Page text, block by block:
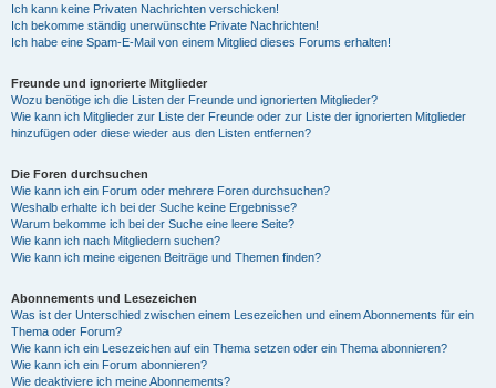
Ich kann keine Privaten Nachrichten verschicken!
Ich bekomme ständig unerwünschte Private Nachrichten!
Ich habe eine Spam-E-Mail von einem Mitglied dieses Forums erhalten!
Freunde und ignorierte Mitglieder
Wozu benötige ich die Listen der Freunde und ignorierten Mitglieder?
Wie kann ich Mitglieder zur Liste der Freunde oder zur Liste der ignorierten Mitglieder
hinzufügen oder diese wieder aus den Listen entfernen?
Die Foren durchsuchen
Wie kann ich ein Forum oder mehrere Foren durchsuchen?
Weshalb erhalte ich bei der Suche keine Ergebnisse?
Warum bekomme ich bei der Suche eine leere Seite?
Wie kann ich nach Mitgliedern suchen?
Wie kann ich meine eigenen Beiträge und Themen finden?
Abonnements und Lesezeichen
Was ist der Unterschied zwischen einem Lesezeichen und einem Abonnements für ein
Thema oder Forum?
Wie kann ich ein Lesezeichen auf ein Thema setzen oder ein Thema abonnieren?
Wie kann ich ein Forum abonnieren?
Wie deaktiviere ich meine Abonnements?